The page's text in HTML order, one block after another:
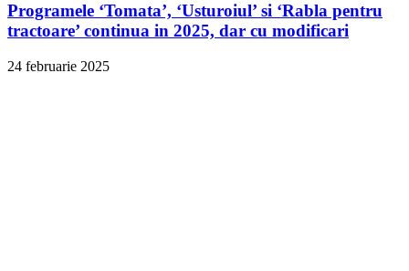
Programele ‘Tomata’, ‘Usturoiul’ si ‘Rabla pentru
tractoare’ continua in 2025, dar cu modificari
24 februarie 2025